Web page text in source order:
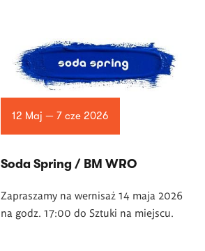
12 Maj — 7 cze 2026
Soda Spring / BM WRO
Zapraszamy na wernisaż 14 maja 2026
na godz. 17:00 do Sztuki na miejscu.